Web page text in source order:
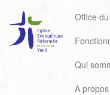
Office
Qui
A propos